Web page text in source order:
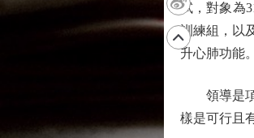
試，對象為
訓練組，以
升心肺功能。
領導是項
樣是可行且